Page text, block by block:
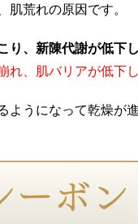
肌荒れの原因です。
、新陳代謝が低下し
、肌バリアが低下
ようになって乾燥が